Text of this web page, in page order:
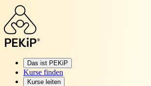
Das ist PEKiP
Kurse finden
Kurse leiten